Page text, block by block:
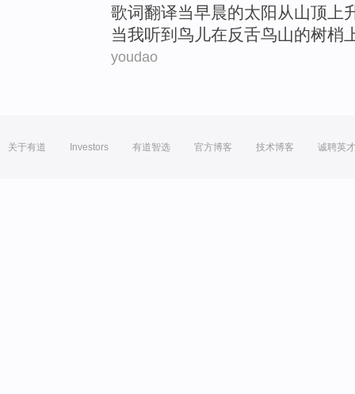
歌词翻译当早晨的太阳 从山顶 上
当我听到 鸟儿在反舌鸟山的树梢
youdao
关于有道 Investors 有道智选 官方博客 技术博客 诚聘英才